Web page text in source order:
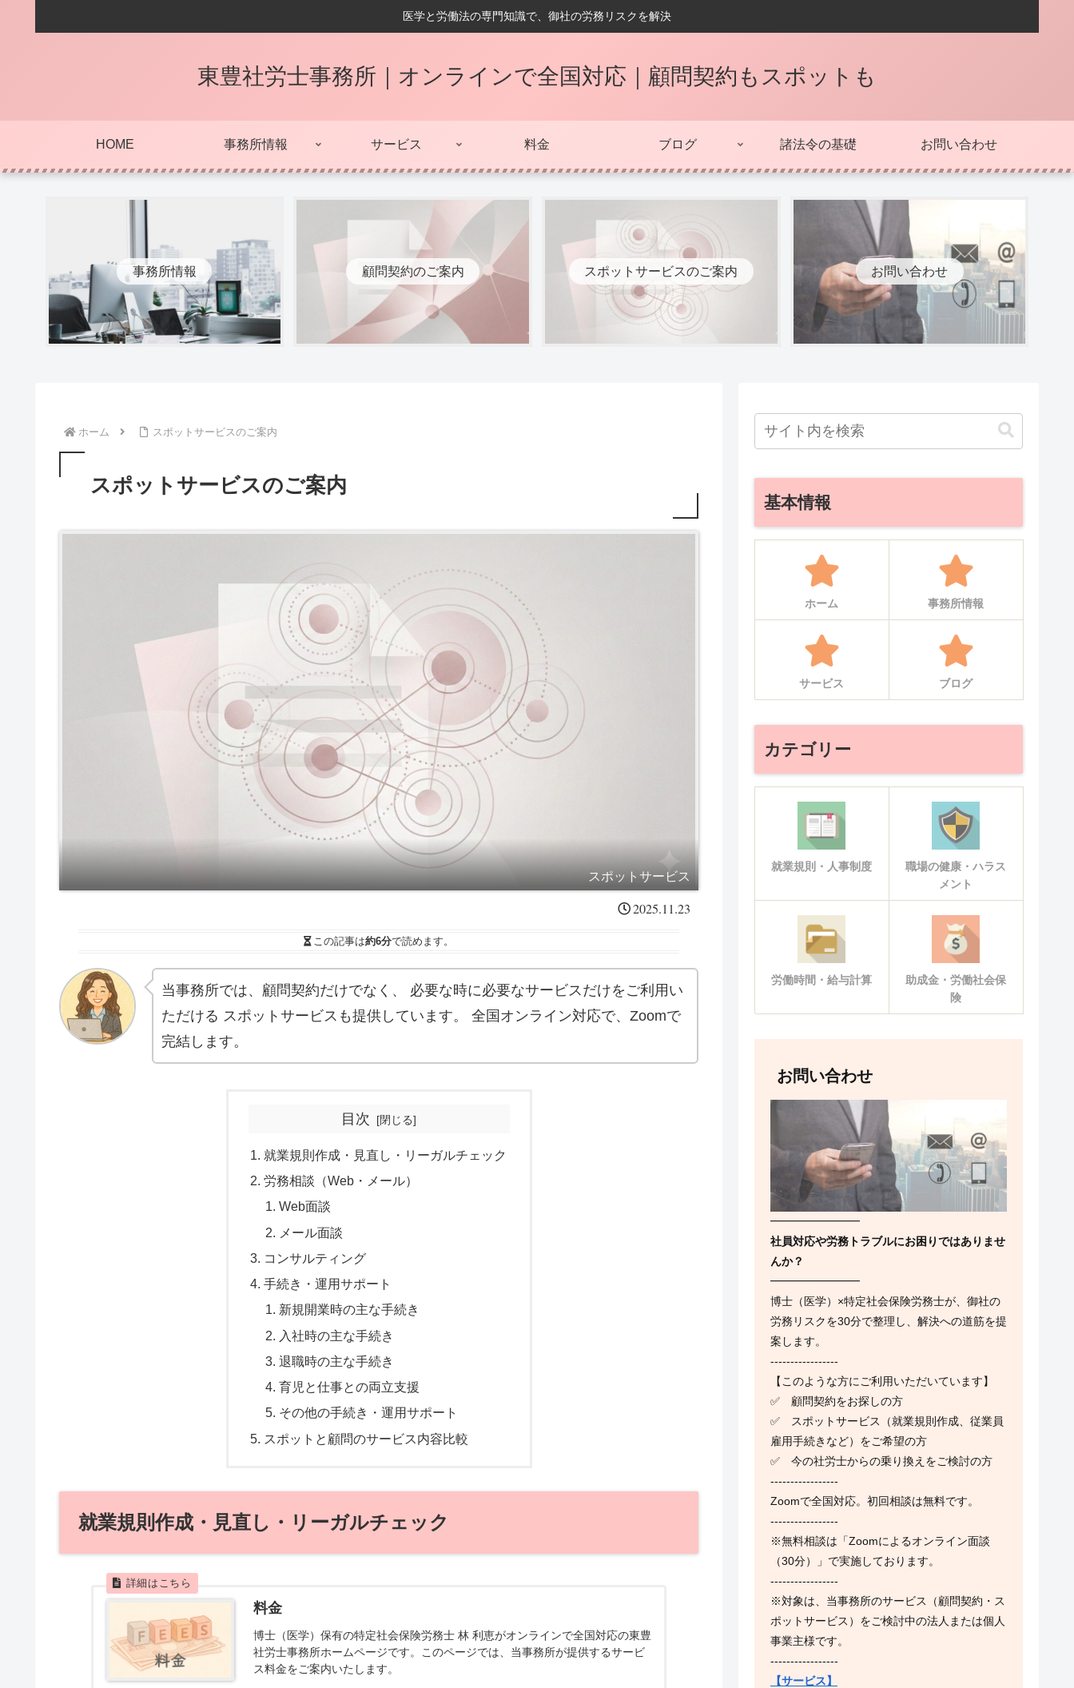
医学と労働法の専門知識で、御社の労務リスクを解決
東豊社労士事務所｜オンラインで全国対応｜顧問契約もスポットも
HOME 事務所情報 サービス 料金 ブログ 諸法令の基礎 お問い合わせ
事務所情報 顧問契約のご案内 スポットサービスのご案内 お問い合わせ
ホーム スポットサービスのご案内
スポットサービスのご案内
スポットサービス
2025.11.23
この記事は約6分で読めます。
当事務所では、顧問契約だけでなく、 必要な時に必要なサービスだけをご利用い
ただける スポットサービスも提供しています。 全国オンライン対応で、Zoomで
完結します。
目次
就業規則作成・見直し・リーガルチェック
労務相談（Web・メール）
Web面談
メール面談
コンサルティング
手続き・運用サポート
新規開業時の主な手続き
入社時の主な手続き
退職時の主な手続き
育児と仕事との両立支援
その他の手続き・運用サポート
スポットと顧問のサービス内容比較
就業規則作成・見直し・リーガルチェック
料金
博士（医学）保有の特定社会保険労務士 林 利恵がオンラインで全国対応の東豊
社労士事務所ホームページです。このページでは、当事務所が提供するサービ
ス料金をご案内いたします。
基本情報
ホーム 事務所情報
サービス ブログ
カテゴリー
就業規則・人事制度
職場の健康・ハラス
メント
労働時間・給与計算
助成金・労働社会保
険
お問い合わせ
━━━━━━━━
社員対応や労務トラブルにお困りではありませ
んか？
━━━━━━━━
博士（医学）×特定社会保険労務士が、御社の
労務リスクを30分で整理し、解決への道筋を提
案します。
-----------------
【このような方にご利用いただいています】
✅ 顧問契約をお探しの方
✅ スポットサービス（就業規則作成、従業員
雇用手続きなど）をご希望の方
✅ 今の社労士からの乗り換えをご検討の方
-----------------
Zoomで全国対応。初回相談は無料です。
-----------------
※無料相談は「Zoomによるオンライン面談
（30分）」で実施しております。
-----------------
※対象は、当事務所のサービス（顧問契約・ス
ポットサービス）をご検討中の法人または個人
事業主様です。
-----------------
【サービス】